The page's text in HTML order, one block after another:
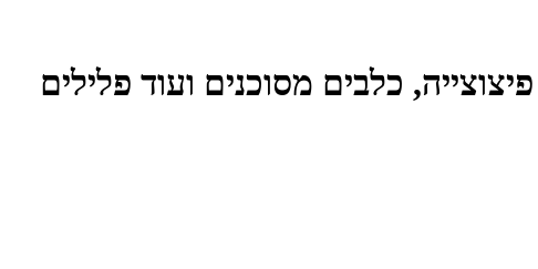
כלבים מסוכנים ועוד פלילים